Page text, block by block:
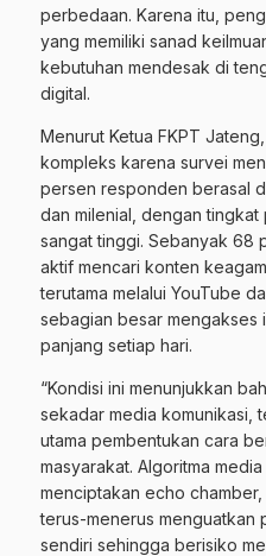
perbedaan. Karena itu,
yang memiliki sanad
kebutuhan mendesak di
digital.
Menurut Ketua FKPT
kompleks karena survei
persen responden berasal
dan milenial, dengan
sangat tinggi. Sebanyak 68
aktif mencari konten
terutama melalui YouTube
sebagian besar mengakses
panjang setiap hari.
“Kondisi ini menunjukkan
sekadar media komunikasi,
utama pembentukan cara
masyarakat. Algoritma
menciptakan echo
terus-menerus menguatkan
sendiri sehingga berisiko